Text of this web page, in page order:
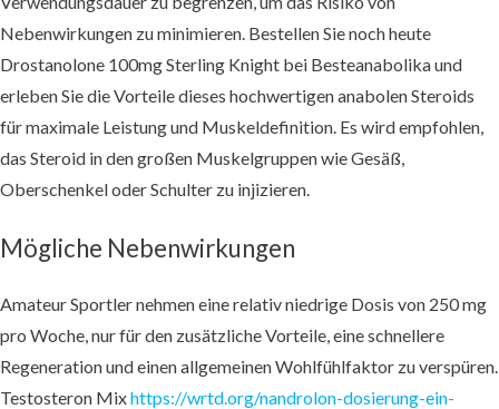
Nebenwirkungen zu minimieren. Bestellen Sie noch heute
Drostanolone 100mg Sterling Knight bei Besteanabolika und
erleben Sie die Vorteile dieses hochwertigen anabolen Steroids
für maximale Leistung und Muskeldefinition. Es wird empfohlen,
das Steroid in den großen Muskelgruppen wie Gesäß,
Oberschenkel oder Schulter zu injizieren.
Mögliche Nebenwirkungen
Amateur Sportler nehmen eine relativ niedrige Dosis von 250 mg
pro Woche, nur für den zusätzliche Vorteile, eine schnellere
Regeneration und einen allgemeinen Wohlfühlfaktor zu verspüren.
Testosteron Mixhttps://wrtd.org/nandrolon-dosierung-ein-